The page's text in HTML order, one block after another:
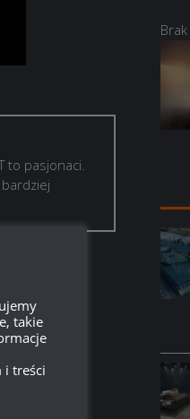
to pasjonaci.
Brak
takie
i treści